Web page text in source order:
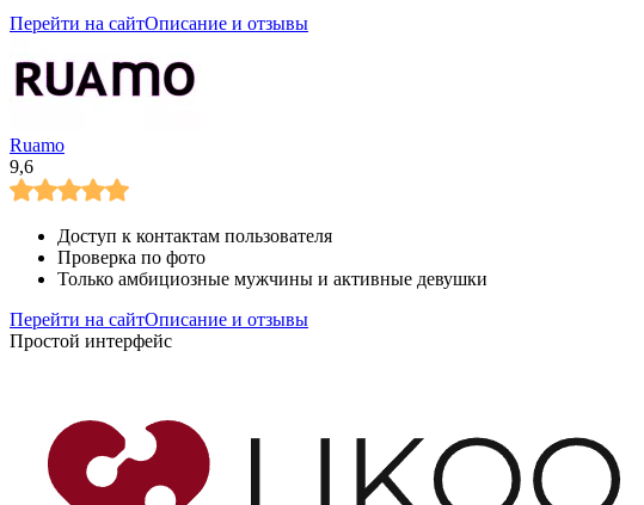
Перейти на сайтОписание и отзывы
Ruamo
9,6
Доступ к контактам пользователя
Проверка по фото
Только амбициозные мужчины и активные девушки
Перейти на сайтОписание и отзывы
Простой интерфейс